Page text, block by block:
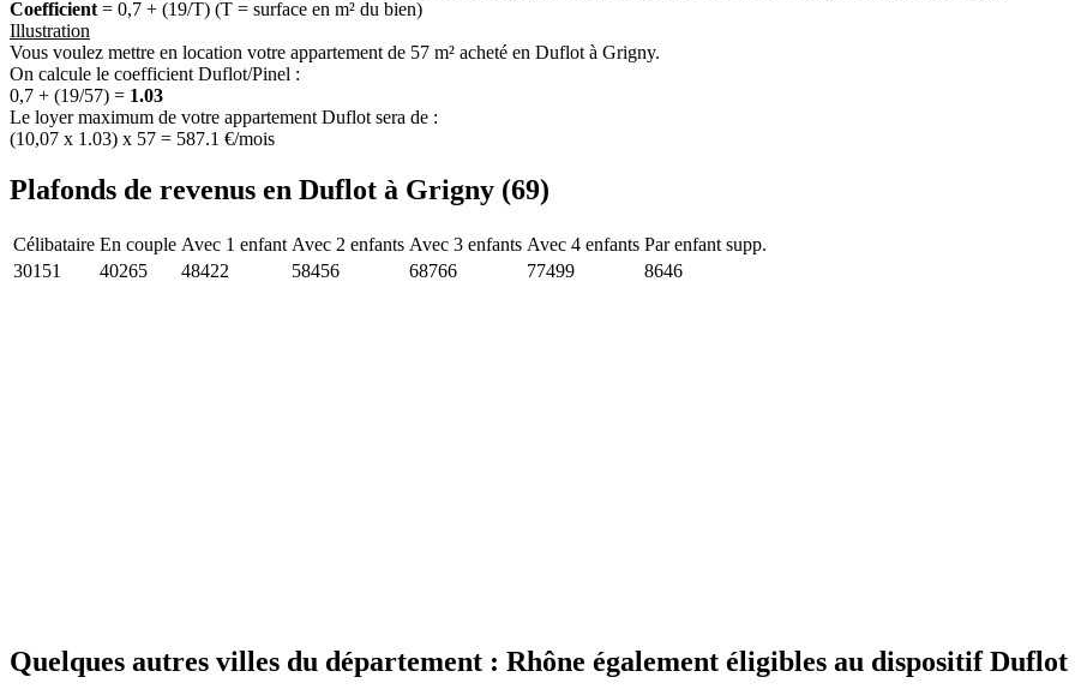
Coefficient = 0,7 + (19/T) (T = surface en m² du bien)
Illustration
Vous voulez mettre en location votre appartement de 57 m² acheté en Duflot à Grigny.
On calcule le coefficient Duflot/Pinel :
0,7 + (19/57) = 1.03
Le loyer maximum de votre appartement Duflot sera de :
(10,07 x 1.03) x 57 = 587.1 €/mois
Plafonds de revenus en Duflot à Grigny (69)
Célibataire En couple Avec 1 enfant Avec 2 enfants Avec 3 enfants Avec 4 enfants Par enfant supp.
30151
40265 48422 58456 68766 77499 8646
Quelques autres villes du département : Rhône également éligibles au dispositif Duflot